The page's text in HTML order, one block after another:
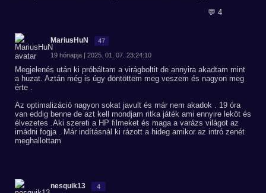
💬 4
MariusHuN 47
19 hónapja | 2025. 01. 07. 23:24:10
Megjelenés után ki próbáltam a virágboltit de annyira akadtam mint
a huzat. Aztán még is úgy döntöttem meg veszem és nagyon meg
érte .
Az optimalizáció nagyon sokat javult és már nem akadok . 19 óra
van eddig benne de azt kell mondjam ritka játék ami ennyire leköt és
élvezetes .Aki szereti a HP filmeket és maga a varázs világot az
imádni fogja . Már indításnál ki rázott a hideg amikor az intró zenét
meghallottam
nesquik13 4